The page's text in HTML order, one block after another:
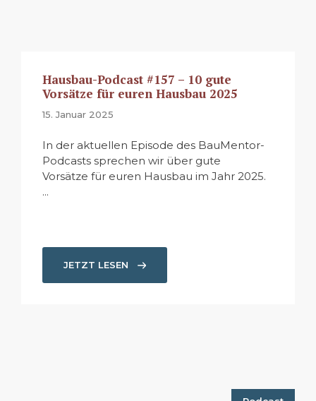
Hausbau-Podcast #157 – 10 gute
Vorsätze für euren Hausbau 2025
15. Januar 2025
In der aktuellen Episode des BauMentor-
Podcasts sprechen wir über gute
Vorsätze für euren Hausbau im Jahr 2025.
...
JETZT LESEN